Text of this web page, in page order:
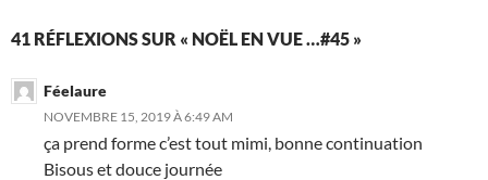
41 RÉFLEXIONS SUR « NOËL EN VUE …#45 »
Féelaure
NOVEMBRE 15, 2019 À 6:49 AM
ça prend forme c’est tout mimi, bonne continuation
Bisous et douce journée